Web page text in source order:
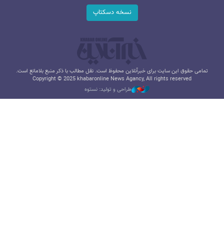
نسخه دسکتاپ
تمامی حقوق این سایت برای خبرآنلاین محفوظ است. نقل مطالب با ذکر منبع بلامانع است.
Copyright © 2025 khabaronline News Agancy, All rights reserved
طراحی و تولید: نستوه